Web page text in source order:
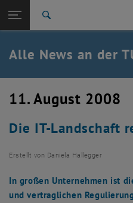
TU Login
Quicklinks
Quicklinks-Menü umschalten
Studium
Karriere
Zurück: Subseiten von TU Wien
Zurück zur letzten Ebene:
TU Wien Startseite
Übersicht
Alle News an der
11. August 2008
Die IT-Landschaft
Erstellt von Daniela Hallegger
In großen Unternehmen ist
und vertraglichen